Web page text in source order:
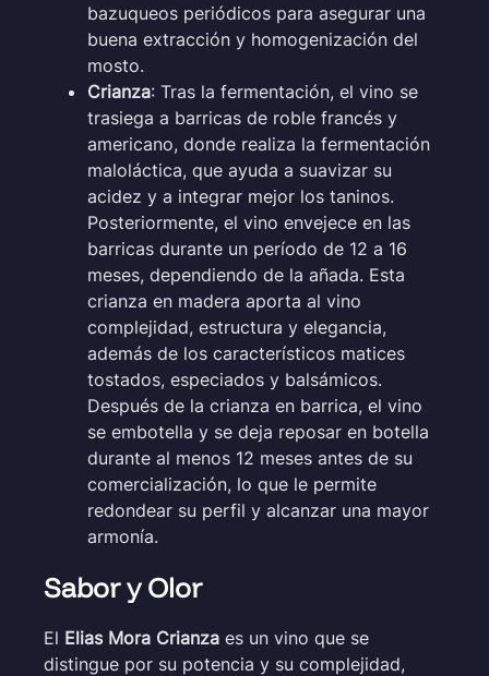
bazuqueos periódicos para asegurar una
buena extracción y homogenización del
mosto.
Crianza: Tras la fermentación, el vino se
trasiega a barricas de roble francés y
americano, donde realiza la fermentación
maloláctica, que ayuda a suavizar su
acidez y a integrar mejor los taninos.
Posteriormente, el vino envejece en las
barricas durante un período de 12 a 16
meses, dependiendo de la añada. Esta
crianza en madera aporta al vino
complejidad, estructura y elegancia,
además de los característicos matices
tostados, especiados y balsámicos.
Después de la crianza en barrica, el vino
se embotella y se deja reposar en botella
durante al menos 12 meses antes de su
comercialización, lo que le permite
redondear su perfil y alcanzar una mayor
armonía.
Sabor y Olor
El Elias Mora Crianza es un vino que se
distingue por su potencia y su complejidad,